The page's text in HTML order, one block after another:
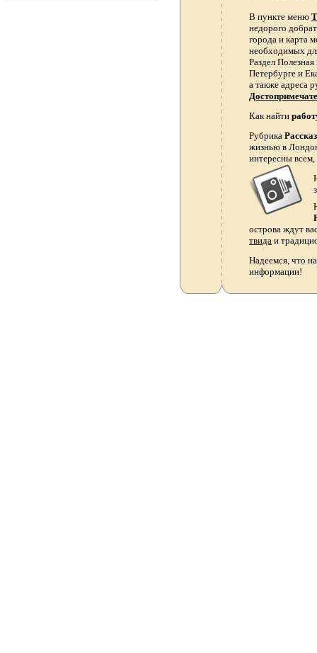
В пункте меню
недорого
города и карта
необходимых
Раздел
Петербурге и
а также адреса
Как найти
Рубрика
жизнью в
интересны
острова ждут
твида и
Надеемся, что
информации!